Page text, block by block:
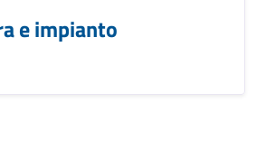
e impianto